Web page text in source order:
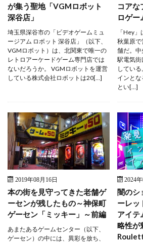
が集う聖地「VGMロボット
深谷店」
埼玉県深谷市の「ビデオゲームミュ
ージアム ロボット 深谷店」（以下、
VGMロボット）は、北関東で唯一の
レトロアーケードゲーム専門店では
ないだろうか。 VGMロボットを運営
している株式会社ロボットは20[…]
コアな
ロゲー
「Hey
秋葉原
舗だ。
駅電気
してい
インと
とい[…]
2019年08月16日
本の街を見守ってきた老舗ゲ
ーセンが残したもの～神保町
ゲーセン「ミッキー」～前編
あまたあるゲームセンター（以下、
ゲーセン）の中には、異彩を放ち、
2024
闇のシ
ーレッ
アイテ
略性が